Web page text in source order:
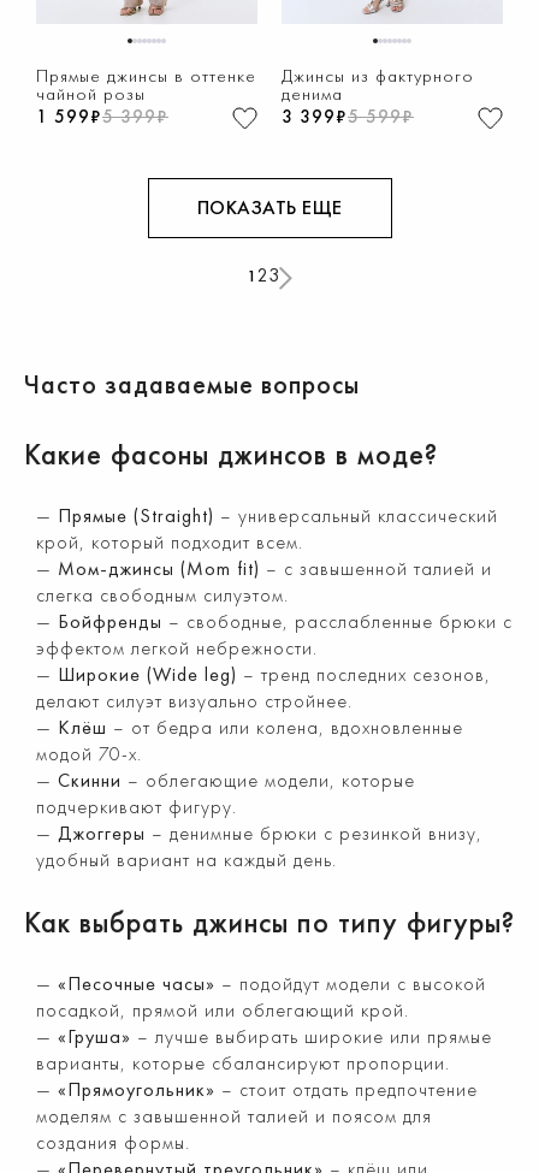
12345678
Прямые джинсы в оттенке
чайной розы
1 599₽5 399₽
12345678
Джинсы из фактурного
денима
3 399₽5 599₽
ПОКАЗАТЬ ЕЩЕ
123
Часто задаваемые вопросы
Какие фасоны джинсов в моде?
Прямые (Straight) – универсальный классический
крой, который подходит всем.
Мом-джинсы (Mom fit) – с завышенной талией и
слегка свободным силуэтом.
Бойфренды – свободные, расслабленные брюки с
эффектом легкой небрежности.
Широкие (Wide leg) – тренд последних сезонов,
делают силуэт визуально стройнее.
Клёш – от бедра или колена, вдохновленные
модой 70-х.
Скинни – облегающие модели, которые
подчеркивают фигуру.
Джоггеры – денимные брюки с резинкой внизу,
удобный вариант на каждый день.
Как выбрать джинсы по типу фигуры?
«Песочные часы» – подойдут модели с высокой
посадкой, прямой или облегающий крой.
«Груша» – лучше выбирать широкие или прямые
варианты, которые сбалансируют пропорции.
«Прямоугольник» – стоит отдать предпочтение
моделям с завышенной талией и поясом для
создания формы.